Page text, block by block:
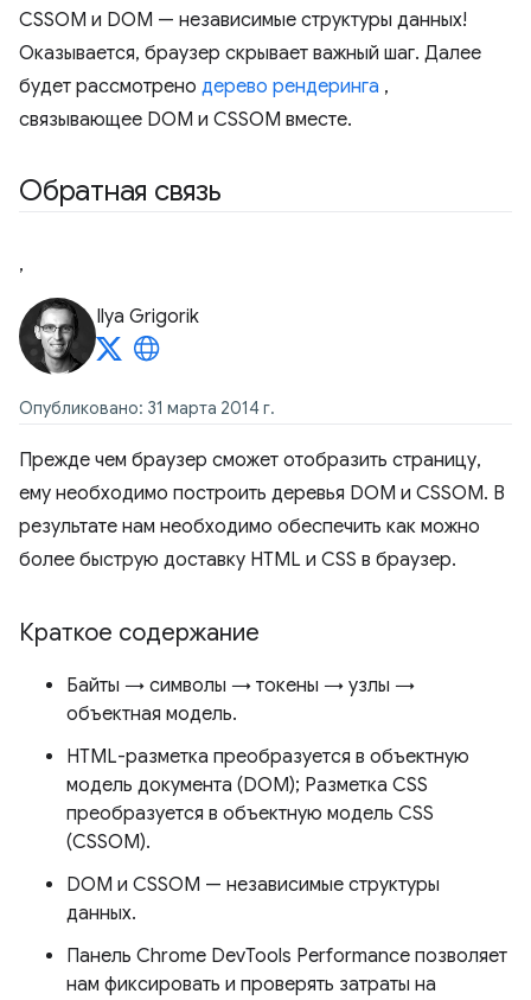
CSSOM и DOM — независимые структуры данных!
Оказывается, браузер скрывает важный шаг. Далее
будет рассмотрено дерево рендеринга ,
связывающее DOM и CSSOM вместе.
Обратная связь
,
Ilya Grigorik
Опубликовано: 31 марта 2014 г.
Прежде чем браузер сможет отобразить страницу,
ему необходимо построить деревья DOM и CSSOM. В
результате нам необходимо обеспечить как можно
более быструю доставку HTML и CSS в браузер.
Краткое содержание
Байты → символы → токены → узлы →
объектная модель.
HTML-разметка преобразуется в объектную
модель документа (DOM); Разметка CSS
преобразуется в объектную модель CSS
(CSSOM).
DOM и CSSOM — независимые структуры
данных.
Панель Chrome DevTools Performance позволяет
нам фиксировать и проверять затраты на